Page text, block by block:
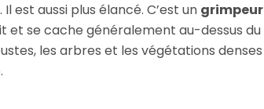
. Il est aussi plus élancé. C’est un grimpeur
et se cache généralement au-dessus du
les arbres et les végétations denses